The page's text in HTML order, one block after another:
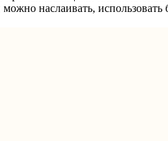
наслаивать,